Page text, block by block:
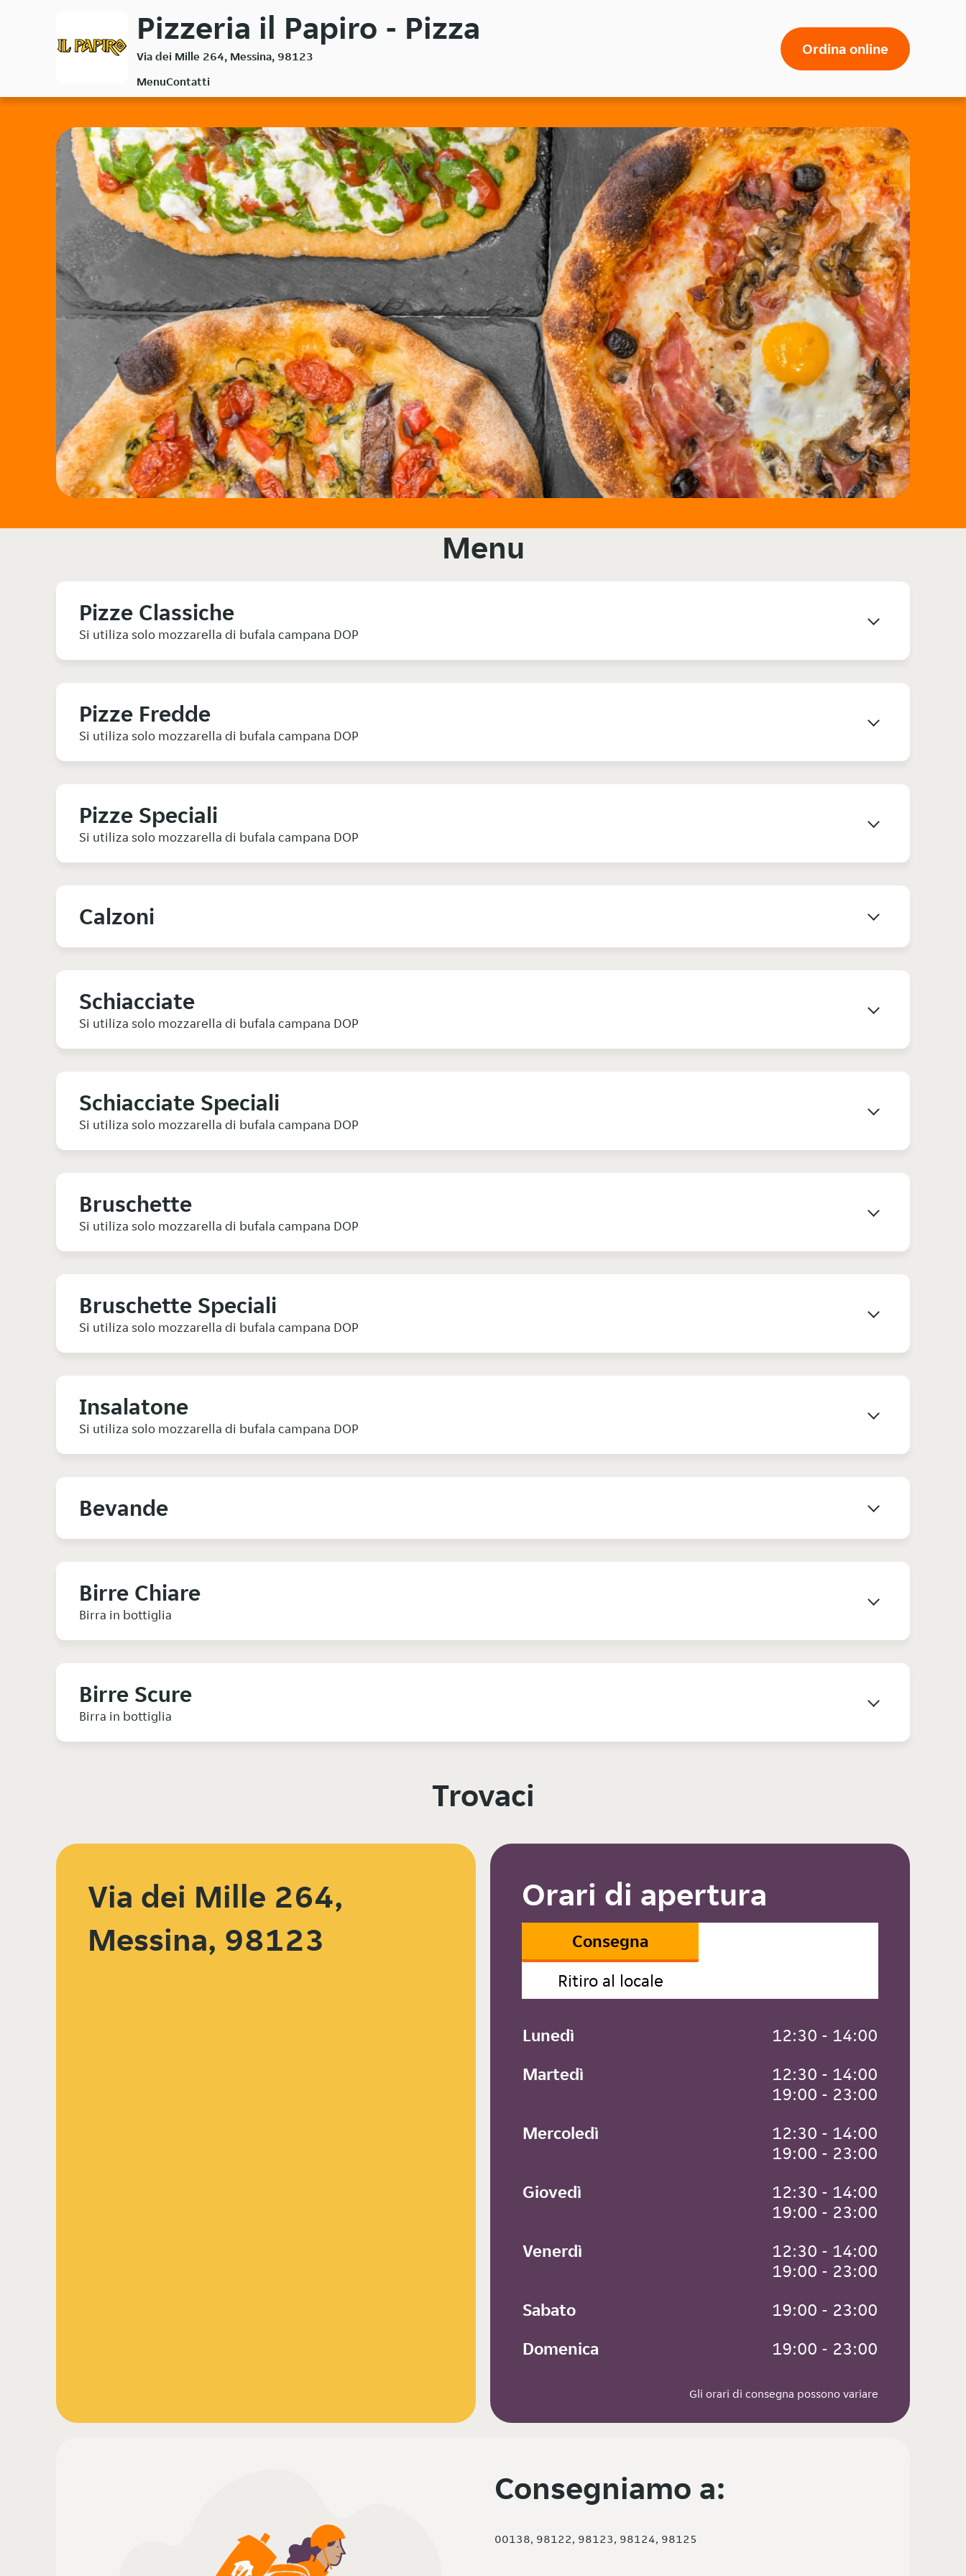
Pizzeria il Papiro - Pizza
Via dei Mille 264, Messina, 98123 Ordina online
MenuContatti
Menu
Pizze Classiche
Si utiliza solo mozzarella di bufala campana DOP
Pizze Fredde
Si utiliza solo mozzarella di bufala campana DOP
Pizze Speciali
Si utiliza solo mozzarella di bufala campana DOP
Calzoni
Schiacciate
Si utiliza solo mozzarella di bufala campana DOP
Schiacciate Speciali
Si utiliza solo mozzarella di bufala campana DOP
Bruschette
Si utiliza solo mozzarella di bufala campana DOP
Bruschette Speciali
Si utiliza solo mozzarella di bufala campana DOP
Insalatone
Si utiliza solo mozzarella di bufala campana DOP
Bevande
Birre Chiare
Birra in bottiglia
Birre Scure
Birra in bottiglia
Trovaci
Via dei Mille 264,
Messina, 98123
Orari di apertura
Consegna
Ritiro al locale
Lunedì
12:30 - 14:00
Martedì
12:30 - 14:00
19:00 - 23:00
Mercoledì
12:30 - 14:00
19:00 - 23:00
Giovedì
12:30 - 14:00
19:00 - 23:00
Venerdì
12:30 - 14:00
19:00 - 23:00
Sabato
19:00 - 23:00
Domenica
19:00 - 23:00
Gli orari di consegna possono variare
Consegniamo a:
00138, 98122, 98123, 98124, 98125